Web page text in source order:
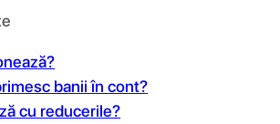
banii în cont?
cu reducerile?